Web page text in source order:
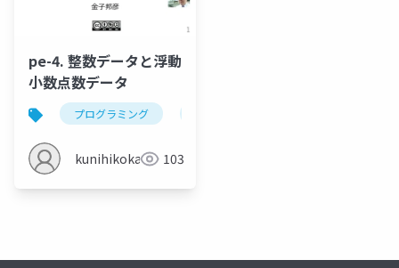
pe-4. 整数データと浮動
小数点数データ
プログラミング
kunihikokaneko103